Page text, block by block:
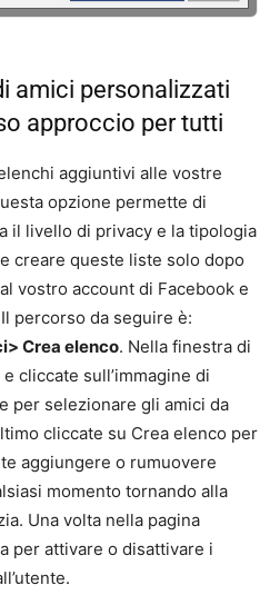
amici personalizzati
approccio per tutti
aggiuntivi alle vostre
opzione permette di
il livello di privacy e la tipologia
creare queste liste solo dopo
vostro account di Facebook e
percorso da seguire è:
Crea elenco. Nella finestra di
cliccate sull’immagine di
per selezionare gli amici da
cliccate su Crea elenco per
aggiungere o rumuovere
momento tornando alla
Una volta nella pagina
per attivare o disattivare i